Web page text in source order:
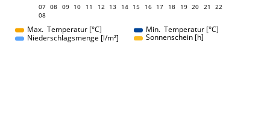
07
07
08
08 09 10 11 12 13 14 15 16 17 18 19 20 21 22
Max. Temperatur [°C]
Min. Temperatur [°C]
Niederschlagsmenge [l/m²]
Sonnenschein [h]